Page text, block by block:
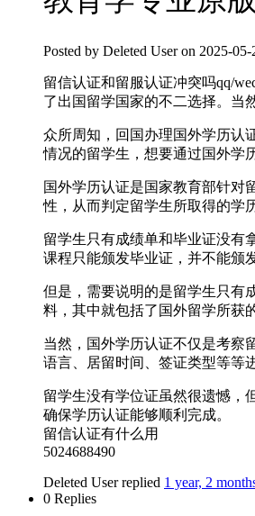
Posted by Deleted User on 2025-05-
留信认证和留服认证冲突吗qq/
了出国留学国家的不二选择。当
众所周知，回国办理国外学历认
情况的留学生，想要通过国外学
国外学历认证是国家教育部针对
性，从而判定留学生所取得的学
留学生只有成绩单和毕业证没有
课程只能颁发毕业证，并不能颁
但是，需要说明的是留学生只有
料，其中就包括了国外留学所获
当然，国外学历认证不仅是考察
语言、居留时间、签证类型等等
留学生没有学位证虽然很遗憾，
确保学历认证能够顺利完成。
留信认证有什么用
5024688490
Deleted User replied 1 year, 2
0 Replies